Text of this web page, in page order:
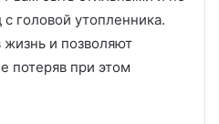
головой утопленника.
и позволяют
потеряв при этом